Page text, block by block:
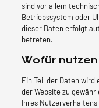
sind vor allem
Betriebssystem oder
dieser Daten erfolgt
betreten.
Wofür
Ein Teil der Daten
der Website zu
Ihres